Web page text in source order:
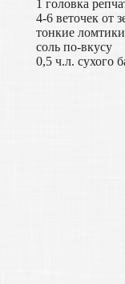
1 головка
4-6 веточек от
тонкие
соль по-вкусу
0,5 ч.л. сухого